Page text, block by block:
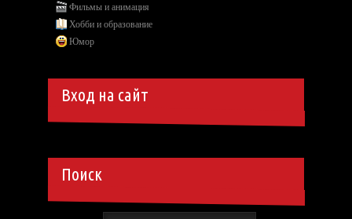
Фильмы и анимация
Хобби и образование
Юмор
Вход на сайт
Поиск